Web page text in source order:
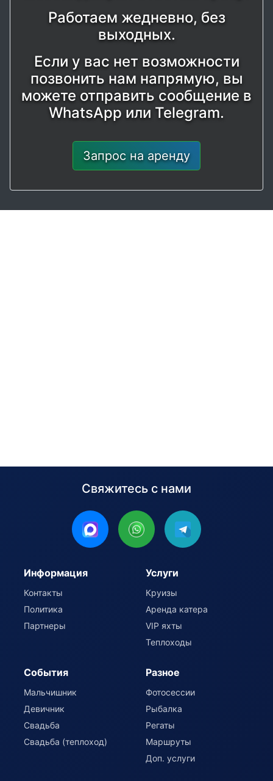
Работаем жедневно, без
выходных.
Если у вас нет возможности
позвонить нам напрямую, вы
можете отправить сообщение в
WhatsApp или Telegram.
Запрос на аренду
Свяжитесь с нами
Информация
Контакты
Политика
Партнеры
Услуги
Круизы
Аренда катера
VIP яхты
Теплоходы
События
Мальчишник
Девичник
Свадьба
Свадьба (теплоход)
Разное
Фотосессии
Рыбалка
Регаты
Маршруты
Доп. услуги